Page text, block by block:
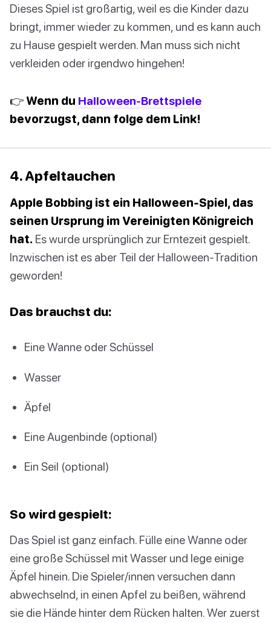
Dieses Spiel ist großartig, weil es die Kinder dazu
bringt, immer wieder zu kommen, und es kann auch
zu Hause gespielt werden. Man muss sich nicht
verkleiden oder irgendwo hingehen!
👉 Wenn du Halloween-Brettspiele
bevorzugst, dann folge dem Link!
4. Apfeltauchen
Apple Bobbing ist ein Halloween-Spiel, das
seinen Ursprung im Vereinigten Königreich
hat. Es wurde ursprünglich zur Erntezeit gespielt.
Inzwischen ist es aber Teil der Halloween-Tradition
geworden!
Das brauchst du:
Eine Wanne oder Schüssel
Wasser
Äpfel
Eine Augenbinde (optional)
Ein Seil (optional)
So wird gespielt:
Das Spiel ist ganz einfach. Fülle eine Wanne oder
eine große Schüssel mit Wasser und lege einige
Äpfel hinein. Die Spieler/innen versuchen dann
abwechselnd, in einen Apfel zu beißen, während
sie die Hände hinter dem Rücken halten. Wer zuerst